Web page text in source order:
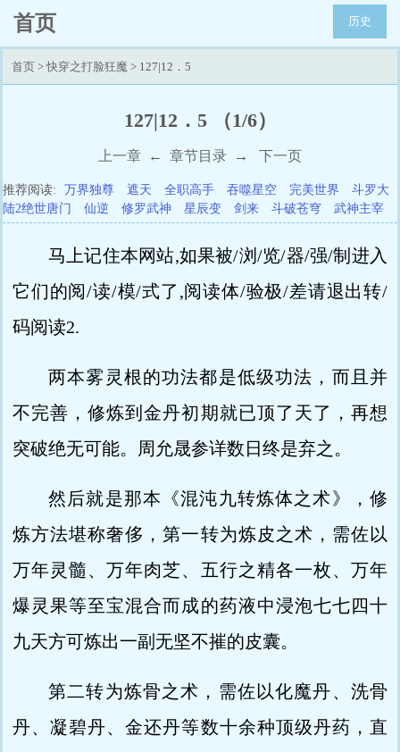
首页 历史
首页 > 快穿之打脸狂魔 > 127|12．5
127|12．5 （1/6）
上一章 ← 章节目录 → 下一页
推荐阅读: 万界独尊 遮天 全职高手 吞噬星空 完美世界
斗罗大
陆2绝世唐门
仙逆 修罗武神 星辰变 剑来 斗破苍穹 武神主宰
马上记住本网站,如果被/浏/览/器/强/制进入
它们的阅/读/模/式了,阅读体/验极/差请退出转/
码阅读2.
两本雾灵根的功法都是低级功法，而且并
不完善，修炼到金丹初期就已顶了天了，再想
突破绝无可能。周允晟参详数日终是弃之。
然后就是那本《混沌九转炼体之术》，修
炼方法堪称奢侈，第一转为炼皮之术，需佐以
万年灵髓、万年肉芝、五行之精各一枚、万年
爆灵果等至宝混合而成的药液中浸泡七七四十
九天方可炼出一副无坚不摧的皮囊。
第二转为炼骨之术，需佐以化魔丹、洗骨
丹、凝碧丹、金还丹等数十余种顶级丹药，直